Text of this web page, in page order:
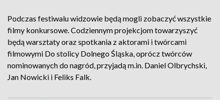
Podczas festiwalu widzowie będą mogli zobaczyć wszystkie
filmy konkursowe. Codziennym projekcjom towarzyszyć
będą warsztaty oraz spotkania z aktorami i twórcami
filmowymi Do stolicy Dolnego Śląska, oprócz twórców
nominowanych do nagród, przyjadą m.in. Daniel Olbrychski,
Jan Nowicki i Feliks Falk.